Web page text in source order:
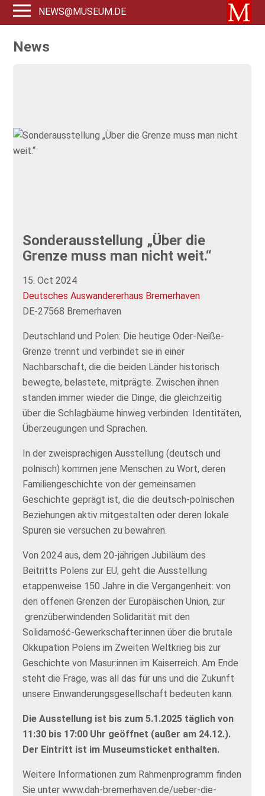
NEWS@MUSEUM.DE
News
Sonderausstellung „Über die
Grenze muss man nicht weit.“
15. Oct 2024
Deutsches Auswandererhaus Bremerhaven
DE-27568 Bremerhaven
Deutschland und Polen: Die heutige Oder-Neiße-
Grenze trennt und verbindet sie in einer
Nachbarschaft, die die beiden Länder historisch
bewegte, belastete, mitprägte. Zwischen ihnen
standen immer wieder die Dinge, die gleichzeitig
über die Schlagbäume hinweg verbinden: Identitäten,
Überzeugungen und Sprachen.
In der zweisprachigen Ausstellung (deutsch und
polnisch) kommen jene Menschen zu Wort, deren
Familiengeschichte von der gemeinsamen
Geschichte geprägt ist, die die deutsch-polnischen
Beziehungen aktiv mitgestalten oder deren lokale
Spuren sie versuchen zu bewahren.
Von 2024 aus, dem 20-jährigen Jubiläum des
Beitritts Polens zur EU, geht die Ausstellung
etappenweise 150 Jahre in die Vergangenheit: von
den offenen Grenzen der Europäischen Union, zur
grenzüberwindenden Solidarität mit den
Solidarność-Gewerkschafter:innen über die brutale
Okkupation Polens im Zweiten Weltkrieg bis zur
Geschichte von Masur:innen im Kaiserreich. Am Ende
steht die Frage, was all das für uns und die Zukunft
unsere Einwanderungsgesellschaft bedeuten kann.
Die Ausstellung ist bis zum 5.1.2025 täglich von
11:30 bis 17:00 Uhr geöffnet (außer am 24.12.).
Der Eintritt ist im Museumsticket enthalten.
Weitere Informationen zum Rahmenprogramm finden
Sie unter www.dah-bremerhaven.de/ueber-die-